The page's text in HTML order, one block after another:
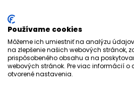
Používame cookies
Môžeme ich umiestniť na analýzu
na zlepšenie našich webových stránok,
prispôsobeného obsahu a na
webových stránok. Pre viac informácií o
otvorené nastavenia.